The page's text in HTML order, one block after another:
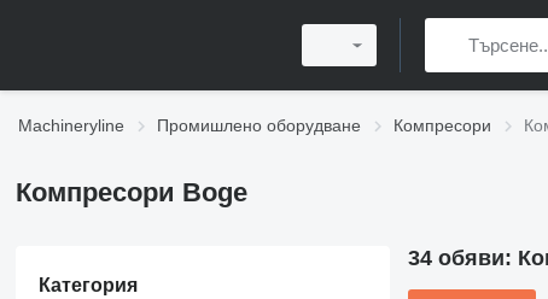
Machineryline Промишлено оборудване Компресори
Компресори Boge
Категория
34 обяви: